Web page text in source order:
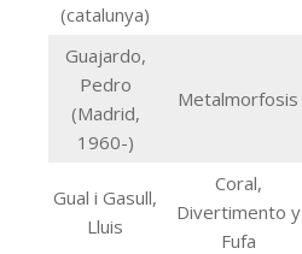
(catalunya)
Guajardo,
Pedro
(Madrid,
1960-)
Metalmorfosis
Gual i Gasull,
Lluis
Coral,
Divertimento y
Fufa